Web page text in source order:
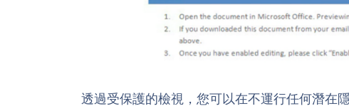
透過受保護的檢視，您可以在不運行任何潛在